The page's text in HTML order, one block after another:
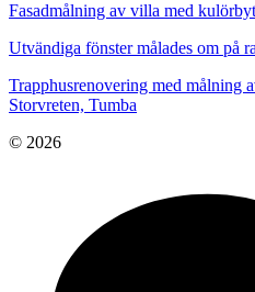
Fasadmålning av villa med
Utvändiga fönster målades om på
Trapphusrenovering med målning
Storvreten, Tumba
© 2026